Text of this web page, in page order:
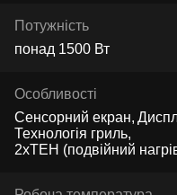
Потужність
понад 1500 Вт
Особливості
Сенсорний екран
Технологія гриль
2хТЕН (подвійний